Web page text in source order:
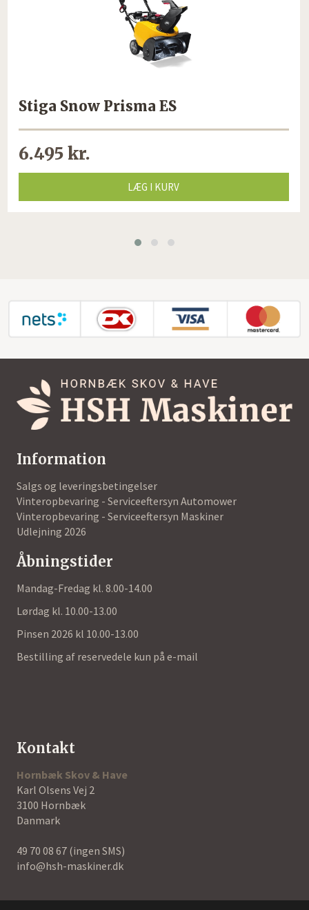
Stiga Snow Prisma ES
6.495 kr.
LÆG I KURV
Information
Salgs og leveringsbetingelser
Vinteropbevaring - Serviceeftersyn Automower
Vinteropbevaring - Serviceeftersyn Maskiner
Udlejning 2026
Åbningstider
Mandag-Fredag kl. 8.00-14.00
Lørdag kl. 10.00-13.00
Pinsen 2026 kl 10.00-13.00
Bestilling af reservedele kun på e-mail
Kontakt
Hornbæk Skov & Have
Karl Olsens Vej 2
3100 Hornbæk
Danmark
49 70 08 67 (ingen SMS)
info@hsh-maskiner.dk